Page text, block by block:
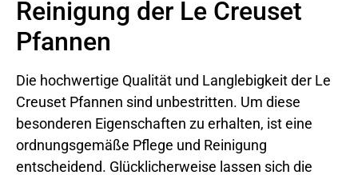
Reinigung der Le Creuset
Pfannen
Die hochwertige Qualität und Langlebigkeit der Le
Creuset Pfannen sind unbestritten. Um diese
besonderen Eigenschaften zu erhalten, ist eine
ordnungsgemäße Pflege und Reinigung
entscheidend. Glücklicherweise lassen sich die